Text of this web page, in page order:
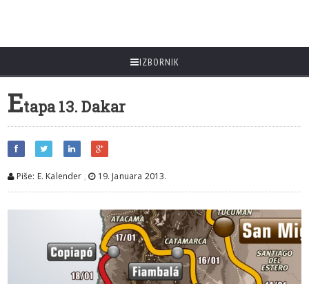
IZBORNIK
Etapa 13. Dakar
Piše: E. Kalender , 19. Januara 2013.